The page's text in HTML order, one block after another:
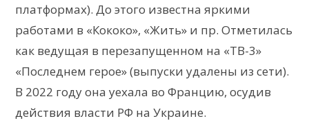
платформах). До этого известна яркими
работами в «Кококо», «Жить» и пр. Отметилась
как ведущая в перезапущенном на «ТВ-3»
«Последнем герое» (выпуски удалены из сети).
В 2022 году она уехала во Францию, осудив
действия власти РФ на Украине.